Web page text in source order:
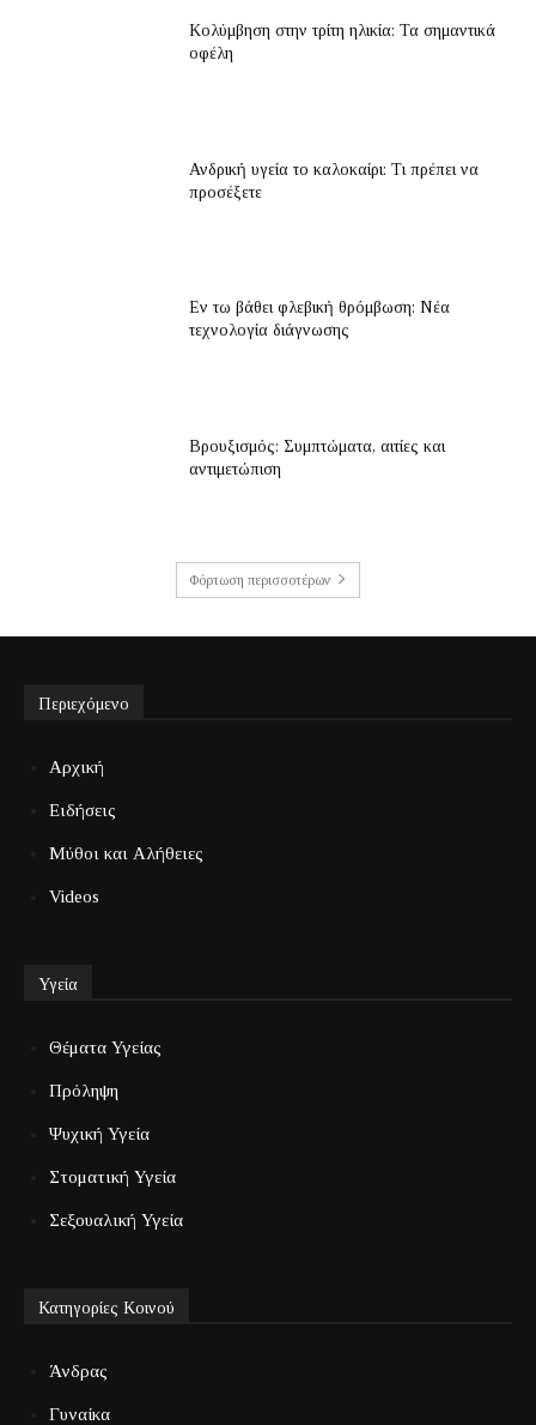
Κολύμβηση στην τρίτη ηλικία: Τα σημαντικά
οφέλη
Ανδρική υγεία το καλοκαίρι: Τι πρέπει να
προσέξετε
Εν τω βάθει φλεβική θρόμβωση: Νέα
τεχνολογία διάγνωσης
Βρουξισμός: Συμπτώματα, αιτίες και
αντιμετώπιση
Φόρτωση περισσοτέρων
Περιεχόμενο
Αρχική
Ειδήσεις
Μύθοι και Αλήθειες
Videos
Υγεία
Θέματα Υγείας
Πρόληψη
Ψυχική Υγεία
Στοματική Υγεία
Σεξουαλική Υγεία
Κατηγορίες Κοινού
Άνδρας
Γυναίκα